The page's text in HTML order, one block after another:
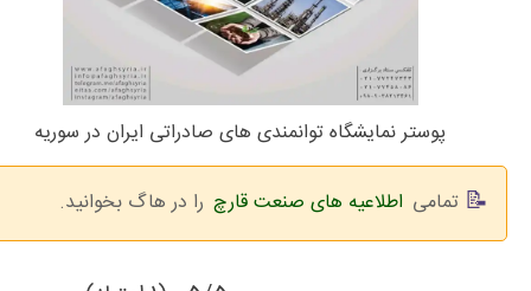
پوستر نمایشگاه توانمندی های صادراتی ایران در سوریه
تمامیاطلاعیه های صنعت قارچرا در هاگ بخوانید.